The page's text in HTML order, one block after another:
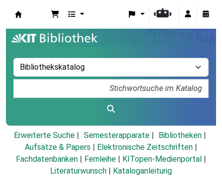
Erweiterte Suche Semesterapparate
Bibliotheken
Aufsätze & Papers
Elektronische Zeitschriften
Fachdatenbanken
Fernleihe KITopen-Medienportal
Literaturwunsch
Kataloganleitung